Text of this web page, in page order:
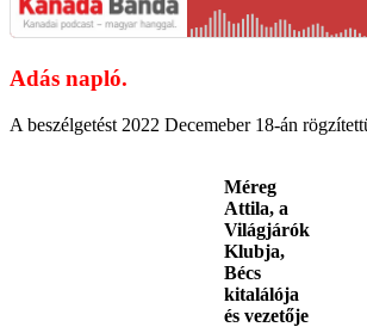
Adás napló.
A beszélgetést 2022 Decemeber 18-án
Méreg
Attila, a
Világjárók
Klubja,
Bécs
kitalálója
és vezetője